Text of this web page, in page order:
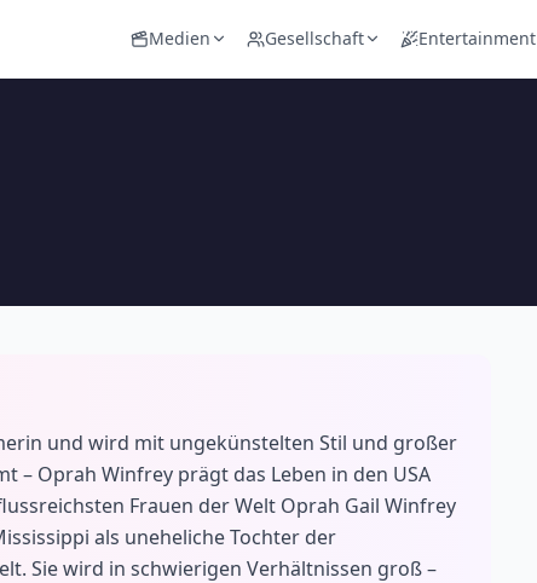
Medien Gesellschaft Entertainment
und wird mit ungekünstelten Stil und großer
– Oprah Winfrey prägt das Leben in den USA
Frauen der Welt Oprah Gail Winfrey
als uneheliche Tochter der
Sie wird in schwierigen Verhältnissen groß –